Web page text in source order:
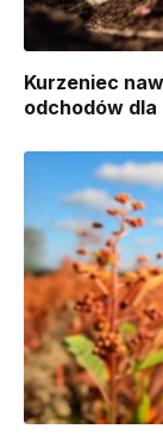
Kurzeniec
odchodów dla